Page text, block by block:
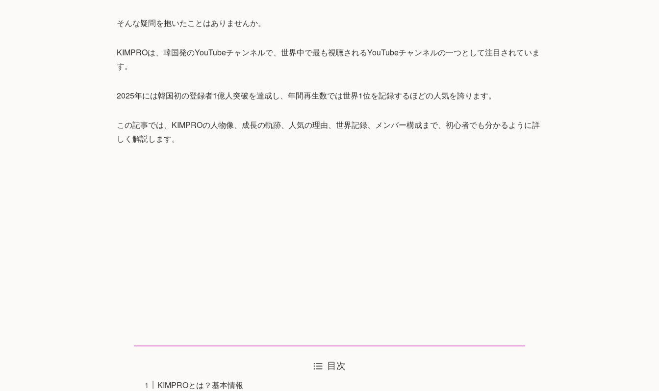
そんな疑問を抱いたことはありませんか。
KIMPROは、韓国発のYouTubeチャンネルで、世界中で最も視聴されるYouTubeチャンネルの一つとして注目されていま
す。
2025年には韓国初の登録者1億人突破を達成し、年間再生数では世界1位を記録するほどの人気を誇ります。
この記事では、KIMPROの人物像、成長の軌跡、人気の理由、世界記録、メンバー構成まで、初心者でも分かるように詳
しく解説します。
目次
KIMPROとは？基本情報